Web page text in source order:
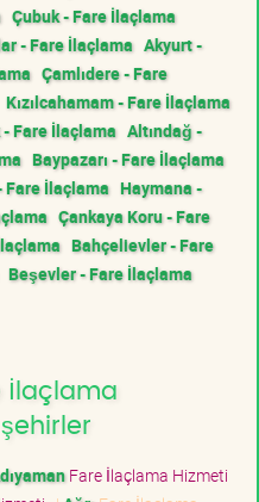
Çubuk - Fare İlaçlama
- Fare İlaçlama Akyurt -
Çamlıdere - Fare
Kızılcahamam - Fare İlaçlama
Fare İlaçlama Altındağ -
Baypazarı - Fare İlaçlama
Fare İlaçlama Haymana -
Çankaya Koru - Fare
Bahçelievler - Fare
Beşevler - Fare İlaçlama
İlaçlama
Fare İlaçlama Hizmeti